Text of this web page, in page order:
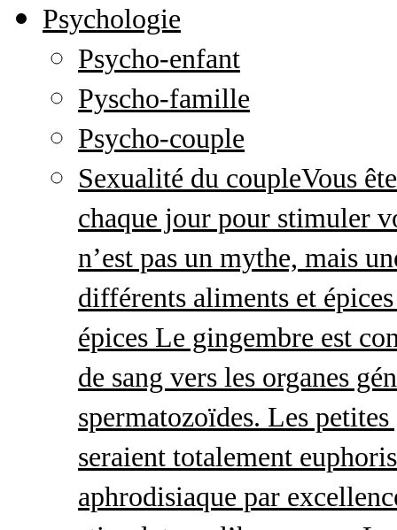
Psychologie
Psycho-enfant
Pyscho-famille
Psycho-couple
Sexualité du coupleVous
chaque jour pour stimuler
n’est pas un mythe, mais
différents aliments et
épices Le gingembre est
de sang vers les organes
spermatozoïdes. Les
seraient totalement
aphrodisiaque par